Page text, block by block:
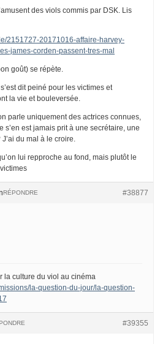
des viols commis par DSK. Lis
2151727-20171016-affaire-harvey-
james-corden-passent-tres-mal
goût) se répète.
dit peiné pour les victimes et
la vie et bouleversée.
parle uniquement des actrices connues,
s’en est jamais prit à une secrétaire, une
du mal à le croire.
lui repproche au fond, mais plutôt le
#38877
RÉPONDRE
la culture du viol au cinéma
la-question-du-jour/la-question-
#39355